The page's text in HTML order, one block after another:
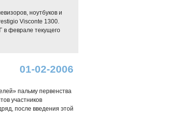
ноутбуков и
Visconte 1300.
в феврале текущего
01-02-2006
пальму первенства
участников
после введения этой